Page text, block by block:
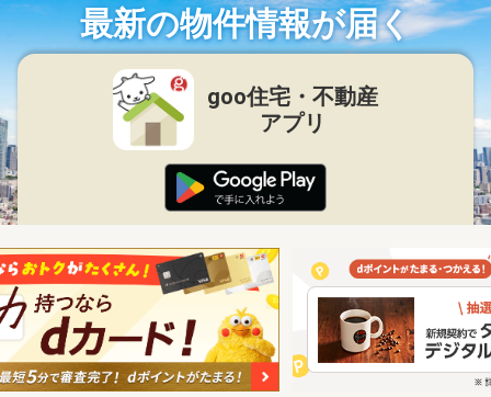
最新の物件情報が届く
goo住宅・不動産
アプリ